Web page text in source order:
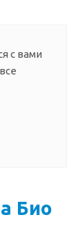
с вами
Био